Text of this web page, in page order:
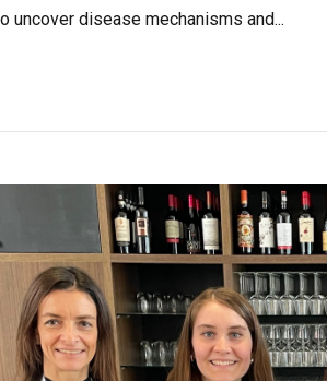
uncover disease mechanisms and...